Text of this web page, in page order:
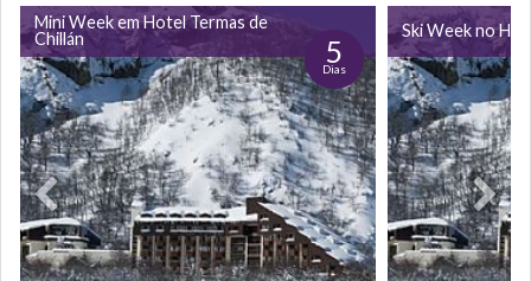
Mini Week em Hotel Termas de
Chillán
5
Dias
Ski Week no